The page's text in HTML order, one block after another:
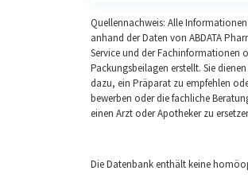
Quellennachweis: Alle
anhand der Daten von ABDATA
Service und der Fachinformationen
Packungsbeilagen erstellt. Sie
dazu, ein Präparat zu empfehlen
bewerben oder die fachliche
einen Arzt oder Apotheker zu
Die Datenbank enthält keine